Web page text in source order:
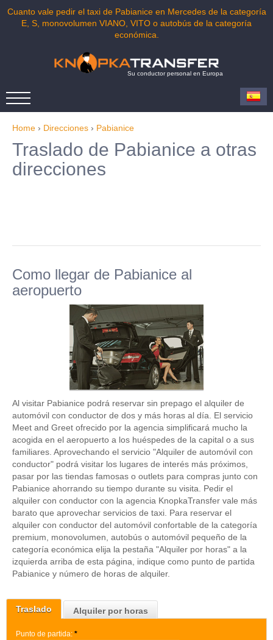
Cuanto vale pedir el taxi de Pabianice en Mercedes de la categoría
E, S, monovolumen VIANO, VITO o autobús de la categoría
económica.
Su conductor personal en Europa
Home › Direcciones › Pabianice
Traslado Alquiler por horas
Punto de partida: *
Traslado de Pabianice a otras
direcciones
Como llegar de Pabianice al
aeropuerto
Al visitar Pabianice podrá reservar sin prepago el alquiler de
automóvil con conductor de dos y más horas al día. El servicio
Meet and Greet ofrecido por la agencia simplificará mucho la
acogida en el aeropuerto a los huéspedes de la capital o a sus
familiares. Aprovechando el servicio "Alquiler de automóvil con
conductor" podrá visitar los lugares de interés más próximos,
pasar por las tiendas famosas o outlets para compras junto con
Pabianice ahorrando su tiempo durante su visita. Pedir el
alquiler con conductor con la agencia KnopkaTransfer vale más
barato que aprovechar servicios de taxi. Para reservar el
alquiler con conductor del automóvil confortable de la categoría
premium, monovolumen, autobús o automóvil pequeño de la
categoría económica elija la pestaña "Alquiler por horas" a la
izquierda arriba de esta página, indique como punto de partida
Pabianice y número de horas de alquiler.